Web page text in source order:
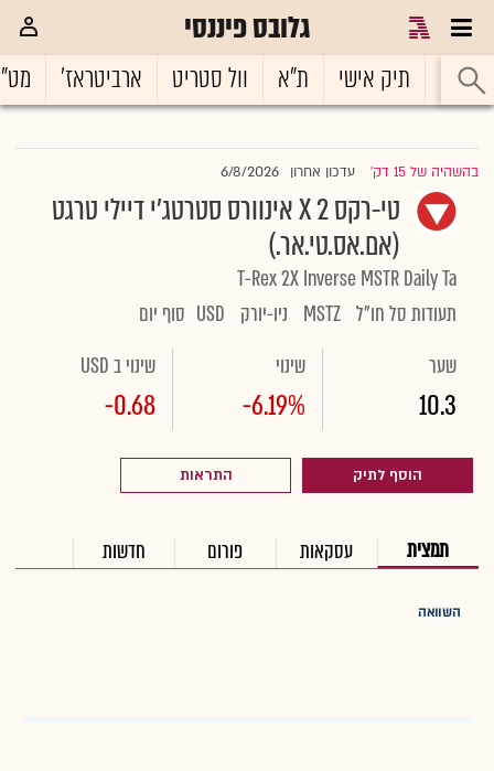
גלובס פיננסי
ראשי תיק אישי ת"א וול סטריט ארביטראז'
בהשהיה של 15 דק' |עדכון אחרון 6/8/2026
טי-רקס 2 X אינוורס סטרטג'י דיילי טרגט
(אם.אס.טי.אר.)
T-Rex 2X Inverse MSTR Daily Ta
תעודות סל חו"ל MSTZ ניו-יורק USD סוף יום
שער
10.3
שינוי
-6.19%
שינוי ב USD
-0.68
הוסף לתיק התראות
תמצית עסקאות פורום חדשות
השוואה